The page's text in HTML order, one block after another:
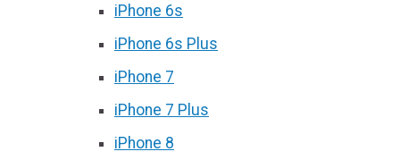
iPhone 6s
iPhone 6s Plus
iPhone 7
iPhone 7 Plus
iPhone 8